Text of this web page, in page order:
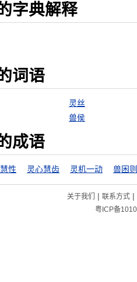
字典解释
词语
灵丝
兽侯
成语
性 灵心慧齿 灵机一动 兽困
关于我们 | 联系方式|
粤ICP备